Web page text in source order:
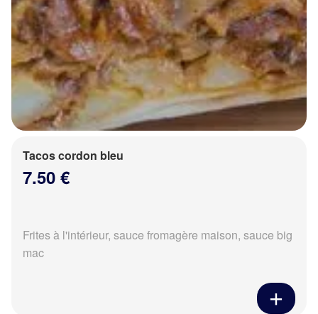
Tacos cordon bleu
7.50 €
Frites à l'intérieur, sauce fromagère maison, sauce big
mac